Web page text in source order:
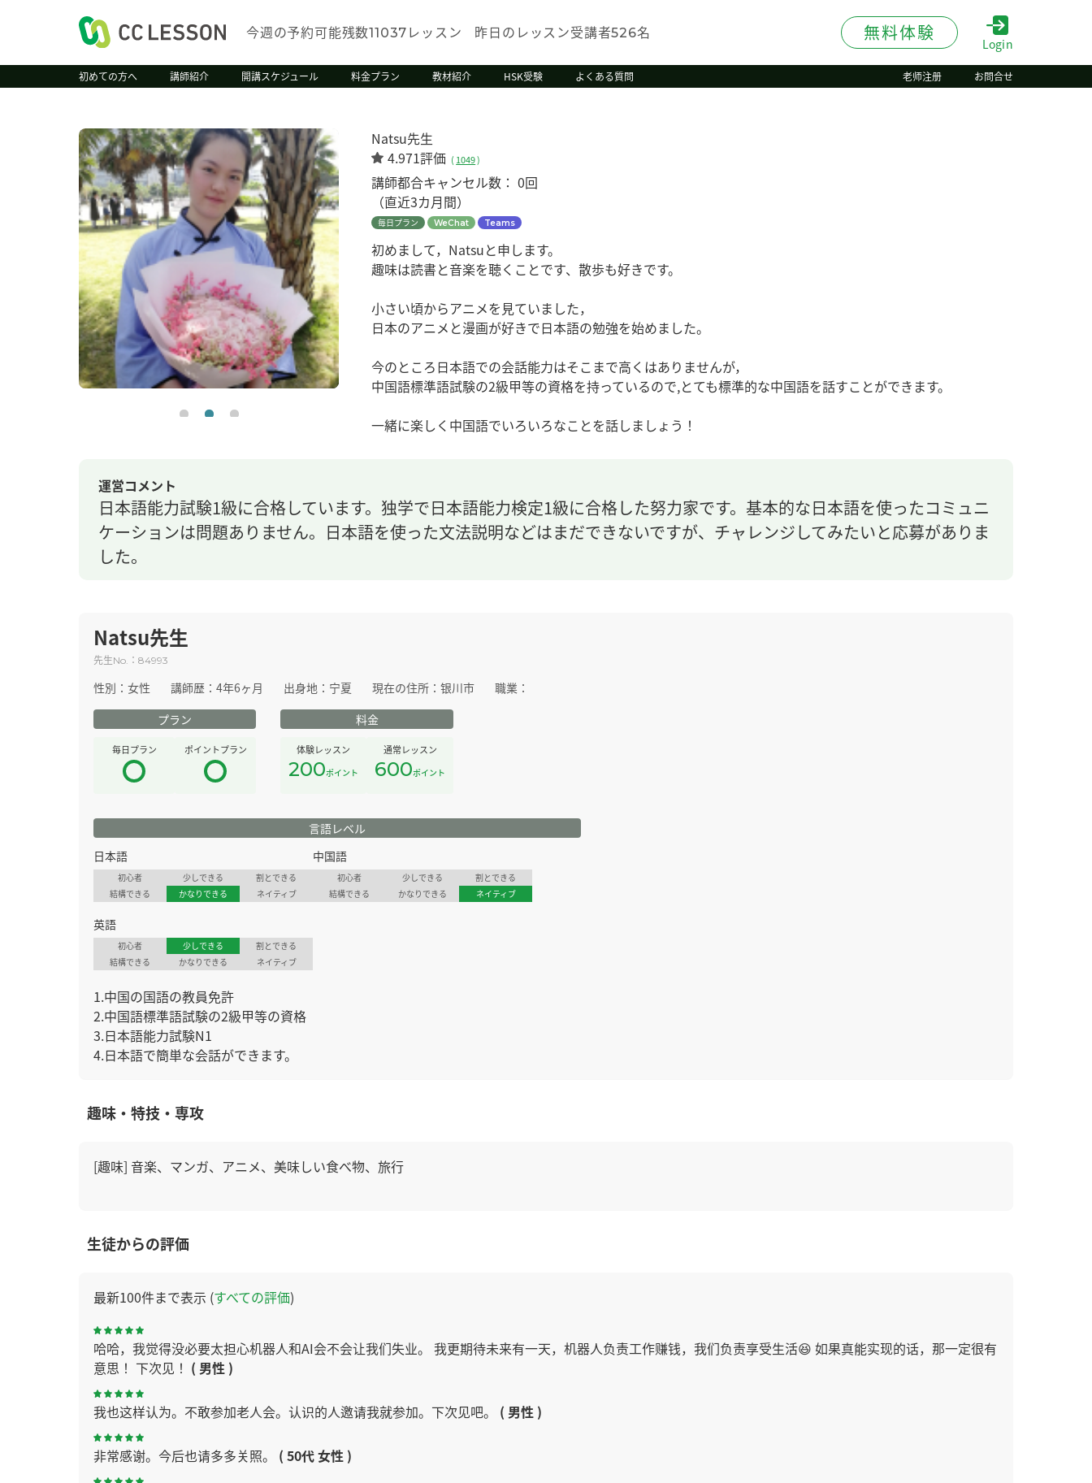
今週の予約可能残数11037 レッスン 昨日のレッスン受講者526名 無料体験
Login
初めての方へ 講師紹介 開講スケジュール 料金プラン 教材紹介 HSK受験 よくある質問 老师注册 お問合せ
Natsu先生
4.971評価 ( 1049)
講師都合キャンセル数： 0回
（直近3カ月間）
毎日プラン WeChat Teams
初めまして，Natsuと申します。
趣味は読書と音楽を聴くことです、散歩も好きです。
小さい頃からアニメを見ていました，
日本のアニメと漫画が好きで日本語の勉強を始めました。
今のところ日本語での会話能力はそこまで高くはありませんが，
中国語標準語試験の2級甲等の資格を持っているので,とても標準的な中国語を話すことができます。
一緒に楽しく中国語でいろいろなことを話しましょう！
運営コメント
日本語能力試験1級に合格しています。独学で日本語能力検定1級に合格した努力家です。基本的な日本語を使ったコミュニ
ケーションは問題ありません。日本語を使った文法説明などはまだできないですが、チャレンジしてみたいと応募がありま
した。
Natsu先生
先生No. ： 84993
性別： 女性 講師歴： 4年6ヶ月 出身地： 宁夏 現在の住所： 银川市
職業：
プラン
毎日プラン ポイントプラン
料金
体験レッスン
200ポイント
通常レッスン
600ポイント
言語レベル
日本語
初心者 少しできる
割とできる
結構できる
かなりできる ネイティブ
中国語
初心者 少しできる
割とできる
結構できる
かなりできる ネイティブ
英語
初心者 少しできる
割とできる
結構できる
かなりできる ネイティブ
1.中国の国語の教員免許
2.中国語標準語試験の2級甲等の資格
3.日本語能力試験N1
4.日本語で簡単な会話ができます。
趣味・特技・専攻
[趣味] 音楽、マンガ、アニメ、美味しい食べ物、旅行
生徒からの評価
最新100件まで表示 (すべての評価)
哈哈，我觉得没必要太担心机器人和AI会不会让我们失业。 我更期待未来有一天，机器人负责工作赚钱，我们负责享受生活😆 如果真能实现的话，那一定很有
意思！ 下次见！ ( 男性 )
我也这样认为。不敢参加老人会。认识的人邀请我就参加。下次见吧。 ( 男性 )
非常感谢。今后也请多多关照。 ( 50代 女性 )